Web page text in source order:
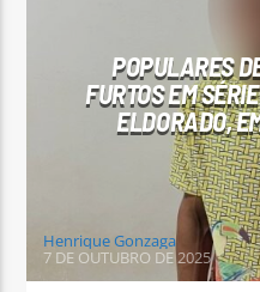
Arara Azul FM
POPULARES
FURTOS EM
ELDORADO,
Henrique Gonzaga
7 DE OUTUBRO DE 2025